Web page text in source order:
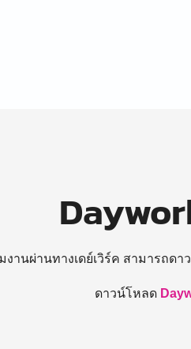
งานผ่านทางเดย์เวิร์ค สามารถด
ดาวน์โหลด